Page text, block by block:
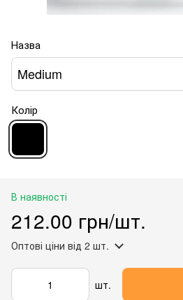
Назва
Medium
Колір
В наявності
212.00 грн/шт.
Оптові ціни від 2 шт.
шт.